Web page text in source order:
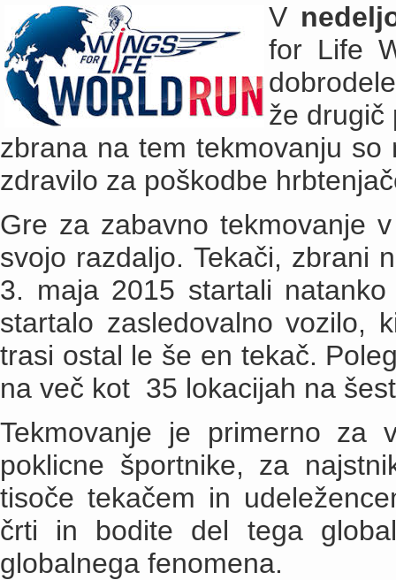
V
for Life
že drugič
zbrana na tem tekmovanju
zdravilo za poškodbe
Gre za zabavno tekmovanje
svojo razdaljo. Tekači, zbrani
3. maja 2015 startali
startalo zasledovalno
trasi ostal le še en tekač.
na več kot 35 lokacijah na
Tekmovanje je primerno za
poklicne športnike, za
tisoče tekačem in
črti in bodite del tega
globalnega fenomena.